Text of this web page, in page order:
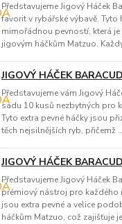
Představujeme Jigový Háček
favorit v rybářské výbavě. Tyto
mimořádnou pevností, která
jigovým háčkům Matzuo.
JIGOVÝ HÁČEK
Představujeme vám Jigový
sadu 10 kusů nezbytných pro
Tyto extra pevné háčky jsou
těch nejsilnějších ryb, přičemž
JIGOVÝ HÁČEK
Představujeme Jigový Háček
prémiový nástroj pro každého
jsou extra pevné a velice
háčkům Matzuo, což zajišťuje